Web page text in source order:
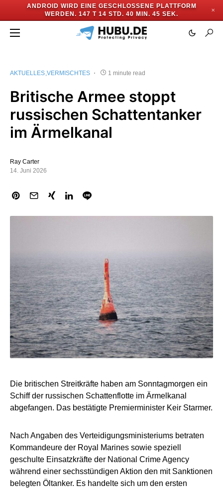
ANDROID WIRD EINE GESCHLOSSENE PLATTFORM
WERDEN. 147 T 14 STD. 40 MIN. 44 SEK.
✕
AKTUELLES VERMISCHTES 1 minute read
Britische Armee stoppt
russischen Schattentanker
im Ärmelkanal
Ray Carter
14. Juni 2026
Die britischen Streitkräfte haben am Sonntagmorgen ein
Schiff der russischen Schattenflotte im Ärmelkanal
abgefangen. Das bestätigte Premierminister Keir Starmer.
Nach Angaben des Verteidigungsministeriums betraten
Kommandeure der Royal Marines sowie speziell
geschulte Einsatzkräfte der National Crime Agency
während einer sechsstündigen Aktion den mit Sanktionen
belegten Öltanker. Es handelte sich um den ersten